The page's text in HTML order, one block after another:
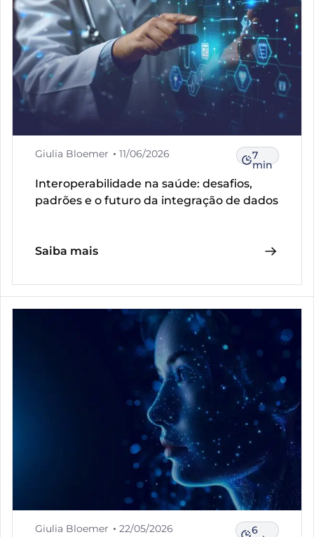
Giulia Bloemer 11/06/2026 7
min
Interoperabilidade na saúde: desafios,
padrões e o futuro da integração de dados
Saiba mais
Giulia Bloemer 22/05/2026 6